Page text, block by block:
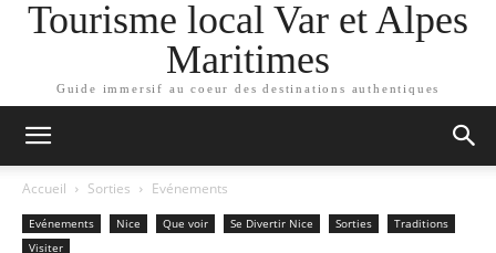
Tourisme local Var et Alpes
Maritimes
Guide immersif au coeur des destinations authentiques
Accueil Sorties Evénements
Evénements Nice Que voir Se Divertir Nice Sorties
Traditions
Visiter